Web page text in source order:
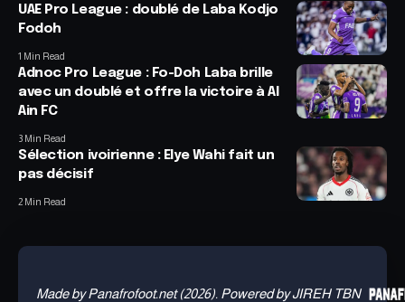
UAE Pro League : doublé de Laba Kodjo
Fodoh
1 Min Read
Adnoc Pro League : Fo-Doh Laba brille
avec un doublé et offre la victoire à Al
Ain FC
3 Min Read
Sélection ivoirienne : Elye Wahi fait un
pas décisif
2 Min Read
Made by Panafrofoot.net (2026). Powered by JIREH TBN